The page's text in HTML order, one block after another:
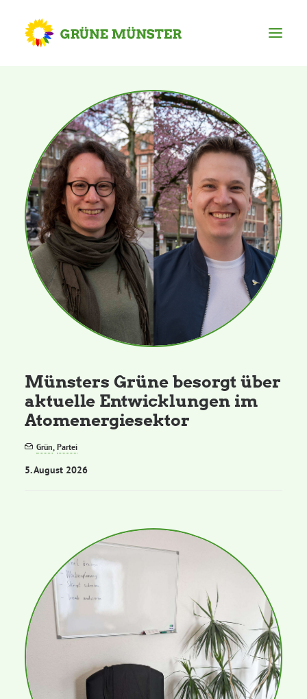
Kreisvorstand
Kreisgeschäftsstelle
Mitgliederversammlung
Ortsverbände
Kommissionen
Grünes Zentrum
Personen
Sylvia Rietenberg, MdB
Josefine Paul, MdL
Robin Korte, MdL
Delegierte
Münsters Grüne besorgt über
aktuelle Entwicklungen im
Atomenergiesektor
Grün,Partei
5. August 2026